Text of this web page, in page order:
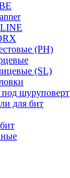
(PH)
(SL)
шуруповерт
для бит